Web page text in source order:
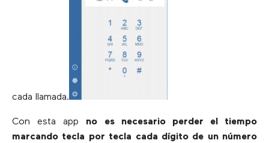
cada llamada.
Con esta app no es necesario perder el tiempo
marcando tecla por tecla cada dígito de un número